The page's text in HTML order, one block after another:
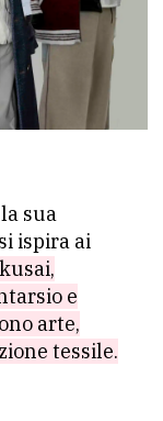
sua
ispira ai
e
arte,
tessile.